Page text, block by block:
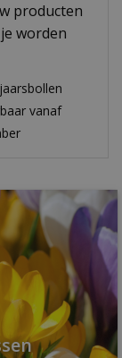
producten
worden
vanaf